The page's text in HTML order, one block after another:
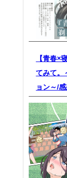
【青春×
てみて。
ョン～/